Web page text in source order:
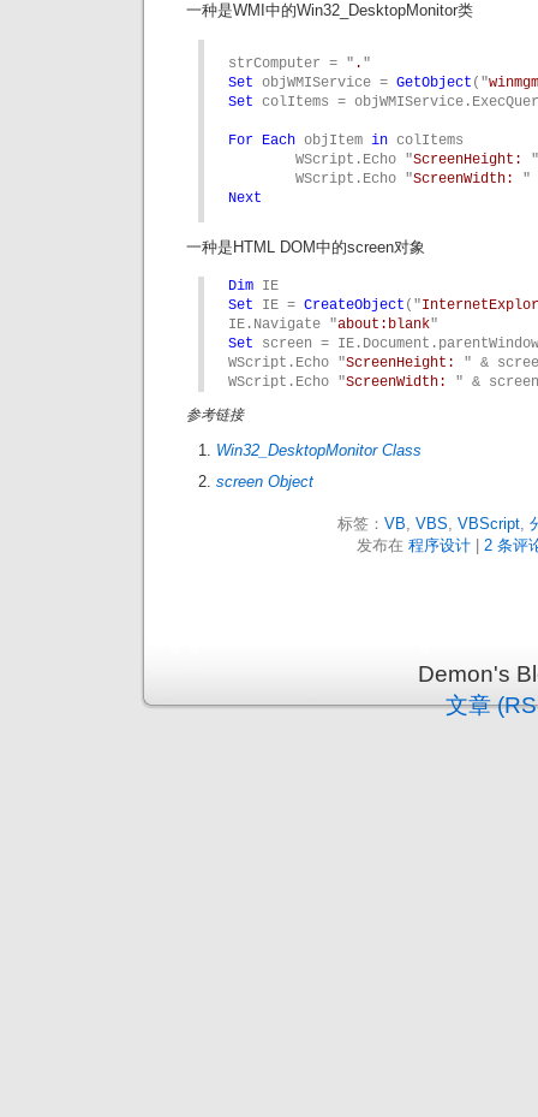
一种是WMI中的Win32_DesktopMonitor类
strComputer = " .
Set objWMIService = GetObject ("
Set colItems =
For Each objItem in colItems
	WScript.Echo "
ScreenHeight:
	WScript.Echo "
ScreenWidth:
Next
一种是HTML DOM中的screen对象
Dim
Set IE = CreateObject ("
IE.Navigate "about:blank
Set screen =
WScript.Echo "ScreenHeight: " &
WScript.Echo "ScreenWidth: " &
参考链接
Win32_DesktopMonitor Class
screen Object
标签： VB, VBS, VBScript,
发布在 程序设计| 2 条评
Demon's
文章